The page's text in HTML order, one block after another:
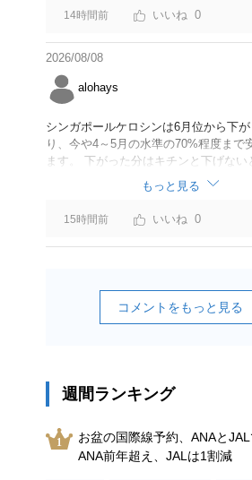
ど、席数を調整するにはリース契約の
すいと思いました。
14時間前 0
2026/08/08
alohays
シンガポールケロシンは6月位から下
り、今や4～5月の水準の70%程度まで
ます。 下がった分はキチンと下げない
ーチャージ＝利益」と判断されますよ。
もっと見る
15時間前 0
コメントをもっと見る
週間ランキング
お盆の国際線予約、ANAと
ANA前年超え、JALは1割減